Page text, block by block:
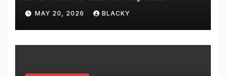
MAY 20, 2026 BLACKY